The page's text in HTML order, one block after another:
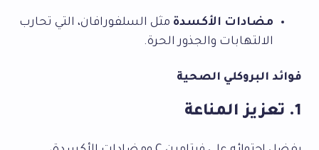
مضادات الأكسدة مثل السلفورافان، التي تحارب
الالتهابات والجذور الحرة.
فوائد البروكلي الصحية
1. تعزيز المناعة